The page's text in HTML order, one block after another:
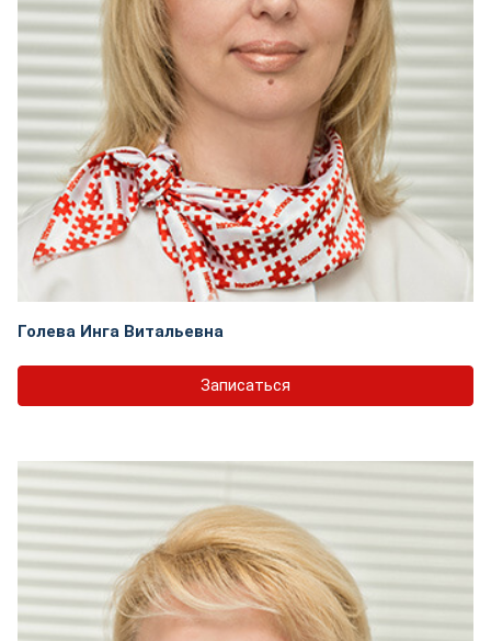
Голева Инга Витальевна
Записаться